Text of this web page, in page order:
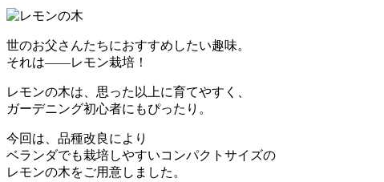
世のお父さんたちにおすすめしたい趣味。
それは――レモン栽培！
レモンの木は、思った以上に育てやすく、
ガーデニング初心者にもぴったり。
今回は、品種改良により
ベランダでも栽培しやすいコンパクトサイズの
レモンの木をご用意しました。